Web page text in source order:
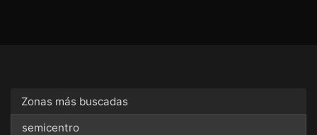
Zonas más buscadas
semicentro